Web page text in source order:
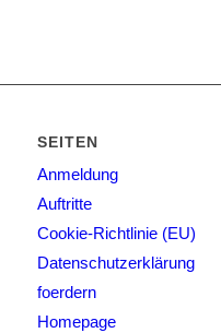
SEITEN
Anmeldung
Auftritte
Cookie-Richtlinie (EU)
Datenschutzerklärung
foerdern
Homepage